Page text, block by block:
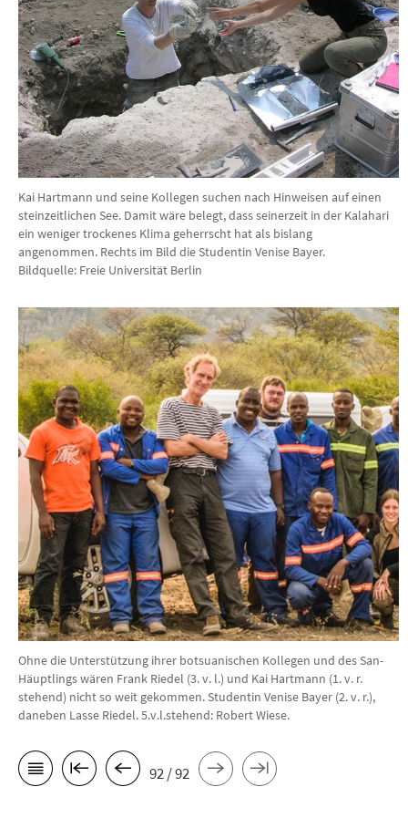
Kai Hartmann und seine Kollegen suchen nach Hinweisen auf einen
steinzeitlichen See. Damit wäre belegt, dass seinerzeit in der Kalahari
ein weniger trockenes Klima geherrscht hat als bislang
angenommen. Rechts im Bild die Studentin Venise Bayer.
Bildquelle: Freie Universität Berlin
Ohne die Unterstützung ihrer botsuanischen Kollegen und des San-
Häuptlings wären Frank Riedel (3. v. l.) und Kai Hartmann (1. v. r.
stehend) nicht so weit gekommen. Studentin Venise Bayer (2. v. r.),
daneben Lasse Riedel. 5.v.l.stehend: Robert Wiese.
92 / 92